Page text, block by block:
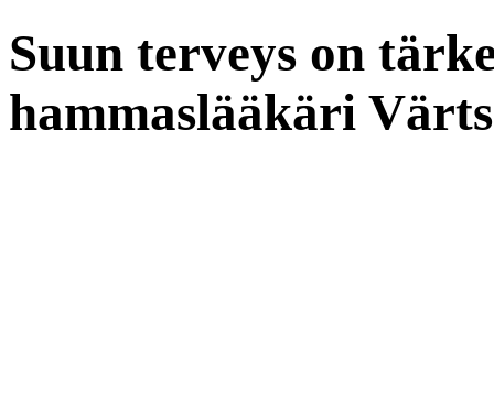
Suun terveys on
hammaslääkäri